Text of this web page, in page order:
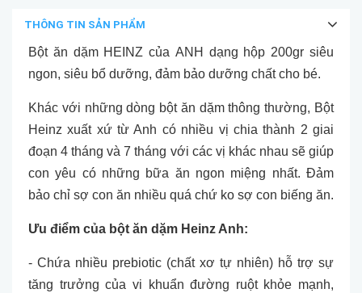
THÔNG TIN SẢN PHẨM
Bột ăn dặm HEINZ của ANH dạng hộp 200gr siêu
ngon, siêu bổ dưỡng, đảm bảo dưỡng chất cho bé.
Khác với những dòng bột ăn dặm thông thường, Bột
Heinz xuất xứ từ Anh có nhiều vị chia thành 2 giai
đoạn 4 tháng và 7 tháng với các vị khác nhau sẽ giúp
con yêu có những bữa ăn ngon miệng nhất. Đảm
bảo chỉ sợ con ăn nhiều quá chứ ko sợ con biếng ăn.
Ưu điểm của bột ăn dặm Heinz Anh:
- Chứa nhiều prebiotic (chất xơ tự nhiên) hỗ trợ sự
tăng trưởng của vi khuẩn đường ruột khỏe mạnh,